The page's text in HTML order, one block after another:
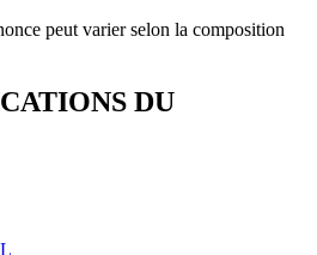
peut varier selon la composition
DU